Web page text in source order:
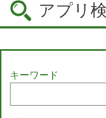
アプリ
キーワード